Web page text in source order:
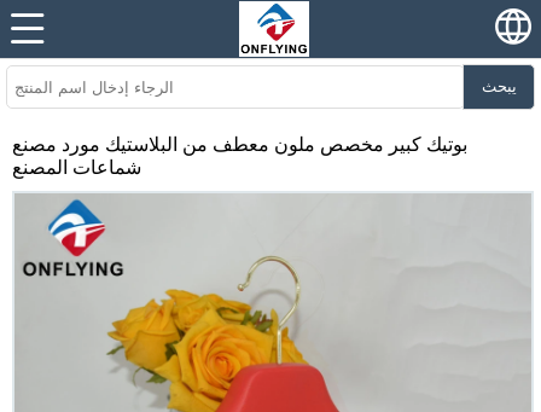
يبحث
بوتيك كبير مخصص ملون معطف من البلاستيك مورد مصنع
شماعات المصنع